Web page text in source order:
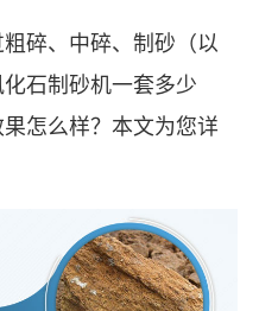
碎、中碎、制砂（以
石制砂机一套多少
怎么样？本文为您详